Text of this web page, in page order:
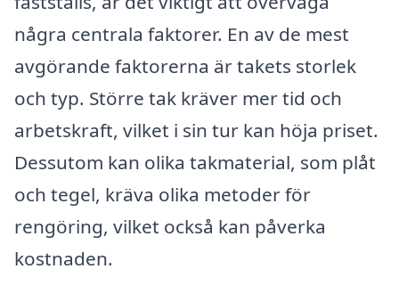
några centrala faktorer. En av de mest
avgörande faktorerna är takets storlek
och typ. Större tak kräver mer tid och
arbetskraft, vilket i sin tur kan höja priset.
Dessutom kan olika takmaterial, som plåt
och tegel, kräva olika metoder för
rengöring, vilket också kan påverka
kostnaden.